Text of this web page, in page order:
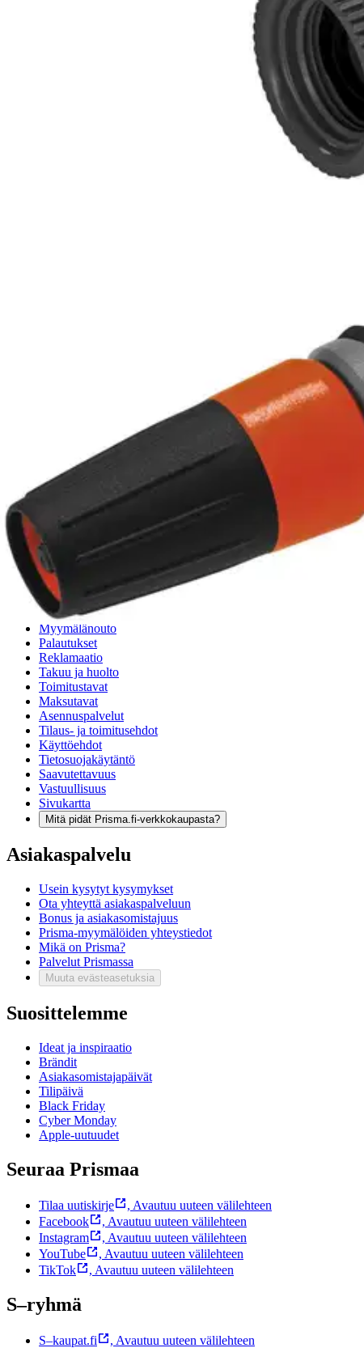
Ilmainen toimitus yli 100 €:n tilauksille
Etu ei koske Suuri‑lisäpalvelulla toimitettavia tuotteita.
GARDENA Classic -ruiskusuutinsarjassa on kaikki tarvittava
Oletko tyytyväinen tuotetietoihin?
Ovatko tuotetiedot riittävät? Jos tuotetiedoissa on puutteita tai niitä
Anna palautetta Avautuu uuteen välilehteen
Verkkokauppa
Ohjeet
Ensitilaajan pikaopas
Myymälänouto
Palautukset
Reklamaatio
Takuu ja huolto
Toimitustavat
Maksutavat
Asennuspalvelut
Tilaus- ja toimitusehdot
Käyttöehdot
Tietosuojakäytäntö
Saavutettavuus
Vastuullisuus
Sivukartta
Mitä pidät Prisma.fi-verkkokaupasta?
Asiakaspalvelu
Usein kysytyt kysymykset
Ota yhteyttä asiakaspalveluun
Bonus ja asiakasomistajuus
Prisma-myymälöiden yhteystiedot
Mikä on Prisma?
Palvelut Prismassa
Muuta evästeasetuksia
Suosittelemme
Ideat ja inspiraatio
Brändit
Asiakasomistajapäivät
Tilipäivä
Black Friday
Cyber Monday
Apple-uutuudet
Seuraa Prismaa
Tilaa uutiskirje , Avautuu uuteen välilehteen
Facebook
, Avautuu uuteen välilehteen
Instagram
, Avautuu uuteen välilehteen
YouTube
, Avautuu uuteen välilehteen
TikTok
, Avautuu uuteen välilehteen
S–ryhmä
S–kaupat.fi , Avautuu uuteen välilehteen